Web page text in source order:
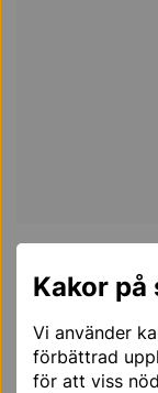
Kakor på
Vi använder
förbättrad
för att viss
Digitala
Här kan du ta
ritningar, ljud
Digital